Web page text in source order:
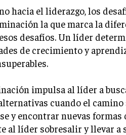
hacia el liderazgo, los
la que marca la
desafíos. Un líder
de crecimiento y
impulsa al líder a
cuando el
y encontrar nuevas
al líder sobresalir y llevar a